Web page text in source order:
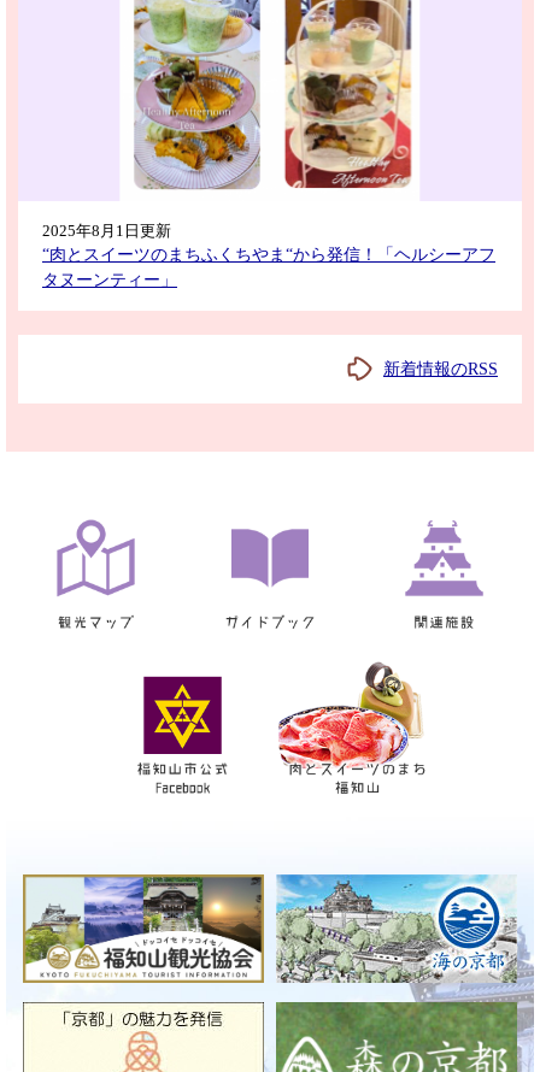
2025年8月1日更新
“肉とスイーツのまちふくちやま“から発信！「ヘルシーアフ
タヌーンティー」
新着情報のRSS